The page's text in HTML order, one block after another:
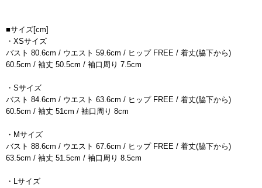
■サイズ[cm]
・XSサイズ
バスト 80.6cm / ウエスト 59.6cm / ヒップ FREE / 着丈(脇下から)
60.5cm / 袖丈 50.5cm / 袖口周り 7.5cm
・Sサイズ
バスト 84.6cm / ウエスト 63.6cm / ヒップ FREE / 着丈(脇下から)
60.5cm / 袖丈 51cm / 袖口周り 8cm
・Mサイズ
バスト 88.6cm / ウエスト 67.6cm / ヒップ FREE / 着丈(脇下から)
63.5cm / 袖丈 51.5cm / 袖口周り 8.5cm
・Lサイズ